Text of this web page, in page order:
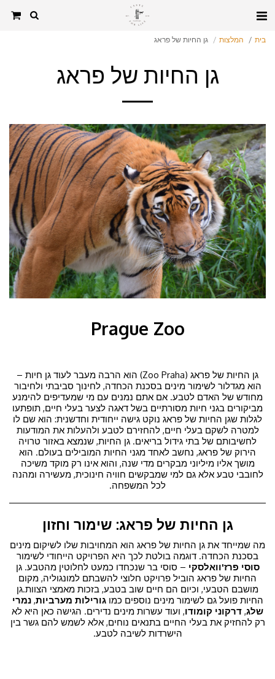
בית המלצות גן החיות של פראג
גן החיות של פראג
Prague Zoo
גן החיות של פראג (Zoo Praha) הוא הרבה מעבר לעוד גן חיות –
הוא מגדלור לשימור מינים בסכנת הכחדה, לחינוך סביבתי ולחיבור
מחודש של האדם לטבע. אם אתם נמנים עם מי שמעדיפים להימנע
מביקורים בגני חיות מסורתיים בשל דאגה לצער בעלי חיים, תופתעו
לגלות שגן החיות של פראג נוקט גישה ייחודית וחדשנית: הוא שם לו
למטרה לשקם בעלי חיים, להחזירם לטבע ולהעלות את המודעות
לחשיבותם של בתי גידול בריאים. גן החיות, שנמצא באזור טרויה
הירוק של פראג, נחשב לאחד מגני החיות המובילים בעולם. הוא
מושך אליו מיליוני מבקרים מדי שנה, והוא אינו רק מוקד משיכה
לחובבי טבע אלא גם למי שמבקשים חוויה חינוכית, מעשירה ומהנה
לכל המשפחה.
גן החיות של פראג: שימור וחזון
מה שמייחד את גן החיות של פראג הוא המחויבות שלו לשיקום מינים
בסכנת הכחדה. דוגמה בולטת לכך היא הפרויקט הייחודי לשימור
סוסי פרז'וואלסקי – סוסי בר שנכחדו כמעט לחלוטין מהטבע. גן
החיות של פראג הוביל פרויקט חלוצי להשבתם למונגוליה, מקום
מושבם הטבעי, וכיום הם חיים שוב בטבע, בזכות מאמצי הצוות.גן
החיות פועל גם לשימור מינים נוספים כמוגורילות מערביות,נמרי
שלג, דרקוני קומודו, ועוד עשרות מינים נדירים. הגישה כאן היא לא
רק להחזיק את בעלי החיים בתנאים נוחים, אלא לשמש להם גשר בין
הישרדות לשיבה לטבע.